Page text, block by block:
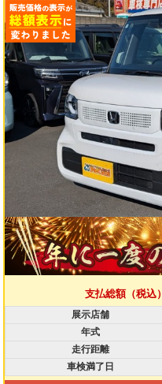
支払総額（税込）
展示店舗
年式
走行距離
車検満了日